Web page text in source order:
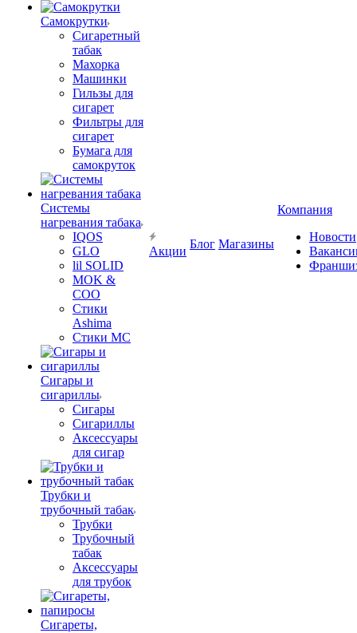
Самокрутки
Сигаретный
табак
Махорка
Машинки
Гильзы для
сигарет
Фильтры для
сигарет
Бумага для
самокруток
Системы
нагревания табака
IQOS
GLO
lil SOLID
MOK &
COO
Стики
Ashima
Стики MC
Сигары и
сигариллы
Сигары
Сигариллы
Аксессуары
для сигар
Трубки и
трубочный табак
Трубки
Трубочный
табак
Аксессуары
для трубок
Сигареты,
Акции
Блог Магазины
Компания
Новости